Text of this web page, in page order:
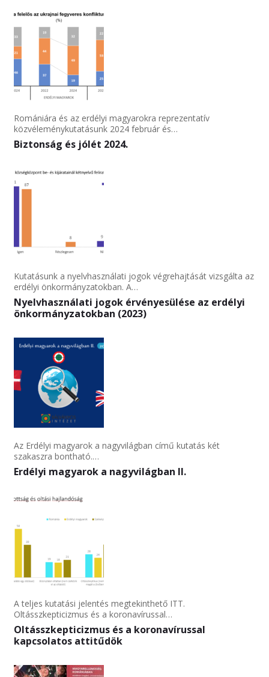
Biztonság és jólét 2024.
Romániára és az erdélyi magyarokra reprezentatív
közvéleménykutatásunk 2024 február és…
Nyelvhasználati jogok érvényesülése az erdélyi
önkormányzatokban (2023)
Kutatásunk a nyelvhasználati jogok végrehajtását vizsgálta az
erdélyi önkormányzatokban. A…
Erdélyi magyarok a nagyvilágban II.
Az Erdélyi magyarok a nagyvilágban című kutatás két
szakaszra bontható.…
Oltásszkepticizmus és a koronavírussal
kapcsolatos attitűdök
A teljes kutatási jelentés megtekinthető ITT.
Oltásszkepticizmus és a koronavírussal…